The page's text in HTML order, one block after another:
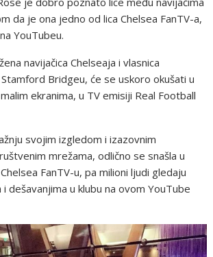
da je ona jedno od lica Chelsea FanTV-a,
YouTubeu.
navijačica Chelseaja i vlasnica
Bridgeu, će se uskoro okušati u
ekranima, u TV emisiji Real Football
svojim izgledom i izazovnim
mrežama, odlično se snašla u
FanTV-u, pa milioni ljudi gledaju
dešavanjima u klubu na ovom YouTube